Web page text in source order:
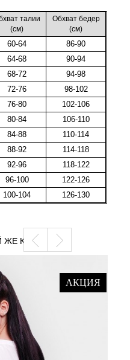
талии
(cм)
Обхват бедер
(cм)
60-64
86-90
64-68
90-94
68-72
94-98
72-76
98-102
76-80
102-106
80-84
106-110
84-88
110-114
88-92
114-118
92-96
118-122
96-100
122-126
100-104 126-130
КАТЕГОРИИ
АКЦИЯ